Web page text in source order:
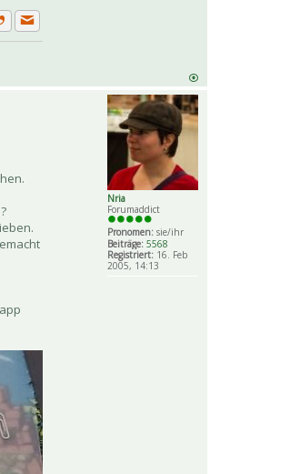
Private Nachricht senden
Nria
Forumaddict
Pronomen: sie/ihr
Beiträge: 5568
Registriert: 16. Feb
2005, 14:13